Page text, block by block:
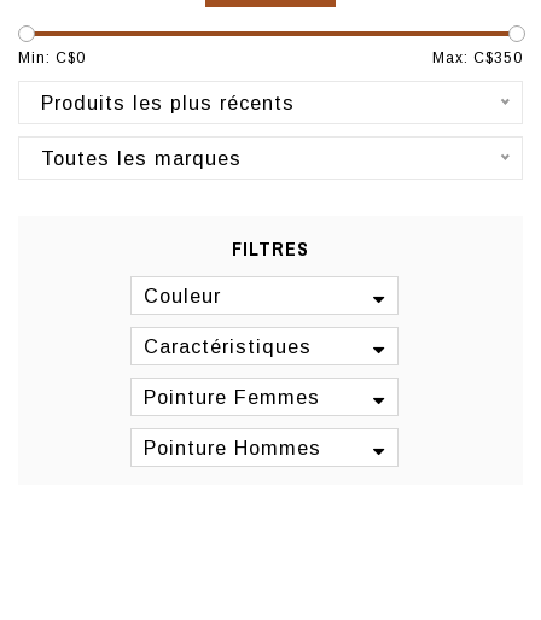
Min: C$0 Max: C$350
Produits les plus récents
Toutes les marques
FILTRES
Couleur
Caractéristiques
Pointure Femmes
Pointure Hommes